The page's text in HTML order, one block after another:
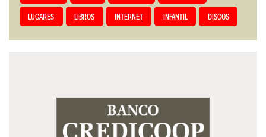
LUGARES LIBROS INTERNET INFANTIL DISCOS